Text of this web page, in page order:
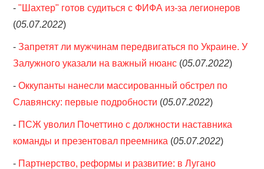
-"Шахтер" готов судиться с ФИФА из-за легионеров
(05.07.2022)
-Запретят ли мужчинам передвигаться по Украине. У
Залужного указали на важный нюанс (05.07.2022)
-Оккупанты нанесли массированный обстрел по
Славянску: первые подробности (05.07.2022)
- ПСЖ уволил Почеттино с должности наставника
команды и презентовал преемника (05.07.2022)
- Партнерство, реформы и развитие: в Лугано